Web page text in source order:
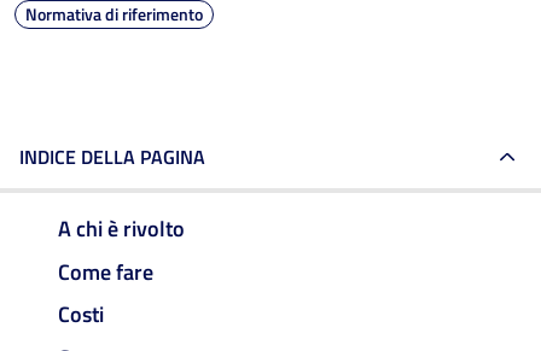
Normativa di riferimento
INDICE DELLA PAGINA
A chi è rivolto
Come fare
Costi